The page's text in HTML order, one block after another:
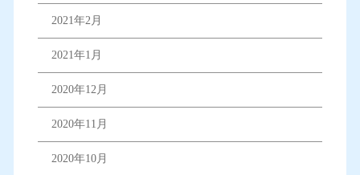
2021年2月
2021年1月
2020年12月
2020年11月
2020年10月